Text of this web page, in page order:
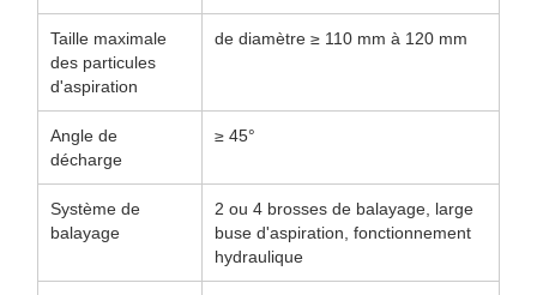
Taille maximale
des particules
d'aspiration
de diamètre ≥ 110 mm à 120 mm
Angle de
décharge
≥ 45°
Système de
balayage
2 ou 4 brosses de balayage, large
buse d'aspiration, fonctionnement
hydraulique